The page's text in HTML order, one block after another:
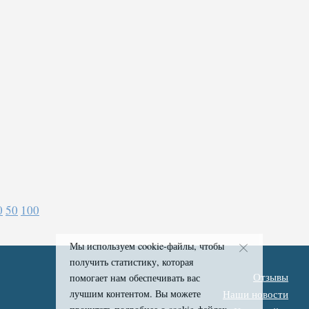
50 100
Отзывы
Наши новости
Мы используем cookie-файлы, чтобы
получить статистику, которая
помогает нам обеспечивать вас
лучшим контентом. Вы можете